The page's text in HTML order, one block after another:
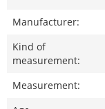
Manufacturer:
Kind of
measurement:
Measurement: